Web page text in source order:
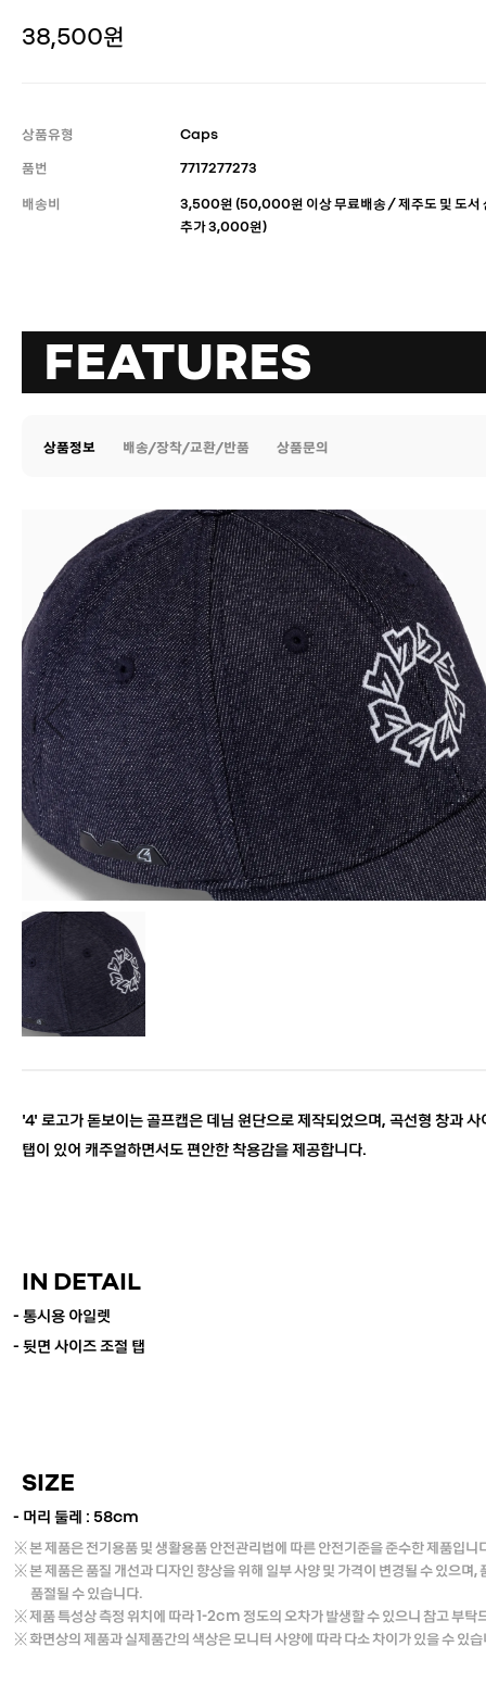
38,500원
상품유형
Caps
품번
7717277273
배송비
3,500원 (50,000원 이상 무료배송 / 제주도 및 도서
추가 3,000원)
FEATURES
상품정보 배송/장착/교환/반품 상품문의
'4' 로고가 돋보이는 골프캡은 데님 원단으로 제작되었으며, 곡선형 창과 사
탭이 있어 캐주얼하면서도 편안한 착용감을 제공합니다.
IN DETAIL
- 통시용 아일렛
- 뒷면 사이즈 조절 탭
SIZE
- 머리 둘레 : 58cm
※ 본 제품은 전기용품 및 생활용품 안전관리법에 따른 안전기준을 준수한 제품입니
※본 제품은 품질 개선과 디자인 향상을 위해 일부 사양 및 가격이 변경될 수 있으며,
품절될 수 있습니다.
※ 제품 특성상 측정 위치에 따라 1-2cm 정도의 오차가 발생할 수 있으니 참고 부탁
※ 화면상의 제품과 실제품간의 색상은 모니터 사양에 따라 다소 차이가 있을 수 있